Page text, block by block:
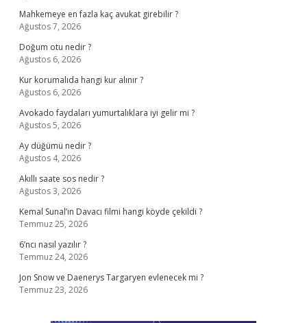
Mahkemeye en fazla kaç avukat girebilir ?
Ağustos 7, 2026
Doğum otu nedir ?
Ağustos 6, 2026
Kur korumalıda hangi kur alınır ?
Ağustos 6, 2026
Avokado faydaları yumurtalıklara iyi gelir mi ?
Ağustos 5, 2026
Ay düğümü nedir ?
Ağustos 4, 2026
Akıllı saate sos nedir ?
Ağustos 3, 2026
Kemal Sunal’ın Davacı filmi hangi köyde çekildi ?
Temmuz 25, 2026
6’ncı nasıl yazılır ?
Temmuz 24, 2026
Jon Snow ve Daenerys Targaryen evlenecek mi ?
Temmuz 23, 2026